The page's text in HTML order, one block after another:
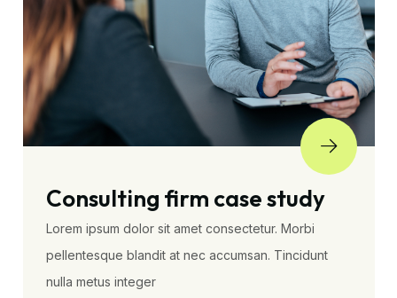
Consulting firm case study
Lorem ipsum dolor sit amet consectetur. Morbi
pellentesque blandit at nec accumsan. Tincidunt
nulla metus integer